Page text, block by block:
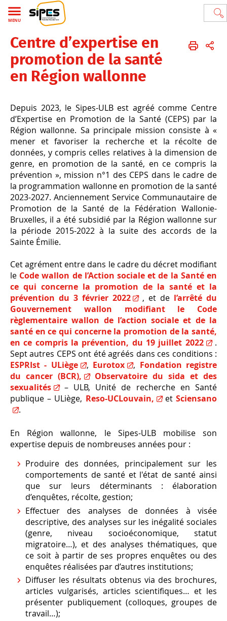
MENU
École de Santé publique
Service d'Information Promotion Éducation Santé (Sipes-ULB)
FR
Projets
Centre d’expertise en promotion de la santé en Région wallonne
Centre d’expertise en
promotion de la santé
en Région wallonne
Depuis 2023, le Sipes-ULB est agréé comme Centre
d’Expertise en Promotion de la Santé (CEPS) par la
Région wallonne. Sa principale mission consiste à «
mener et favoriser la recherche et la récolte de
données, y compris celles relatives à la dimension de
genre, en promotion de la santé, en ce compris la
prévention », mission n°1 des CEPS dans le cadre de
la programmation wallonne en promotion de la santé
2023-2027. Anciennement Service Communautaire de
Promotion de la Santé de la Fédération Wallonie-
Bruxelles, il a été subsidié par la Région wallonne sur
la période 2015-2022 à la suite des accords de la
Sainte Émilie.
Cet agrément entre dans le cadre du décret modifiant
le Code wallon de l’Action sociale et de la Santé en
ce qui concerne la promotion de la santé et la
prévention du 3 février 2022
, et de l’arrêté du
Gouvernement wallon modifiant le Code
règlementaire wallon de l’action sociale et de la
santé en ce qui concerne la promotion de la santé,
en ce compris la prévention, du 19 juillet 2022
.
Sept autres CEPS ont été agréés dans ces conditions :
ESPRIst - ULiège
, Eurotox , Fondation registre
du cancer (BCR),
Observatoire du sida et des
sexualités
– ULB, Unité de recherche en Santé
publique – ULiège, Reso-UCLouvain, etSciensano
.
En Région wallonne, le Sipes-ULB mobilise son
expertise depuis de nombreuses années pour :
Produire des données, principalement sur les
comportements de santé et l'état de santé ainsi
que sur leurs déterminants : élaboration
d’enquêtes, récolte, gestion;
Effectuer des analyses de données à visée
descriptive, des analyses sur les inégalité sociales
(genre, niveau socioéconomique, statut
migratoire…), et des analyses thématiques, que
ce soit à partir de ses propres enquêtes ou des
enquêtes réalisées par d’autres institutions;
Diffuser les résultats obtenus via des brochures,
articles vulgarisés, articles scientifiques… et les
présenter publiquement (colloques, groupes de
travail…);